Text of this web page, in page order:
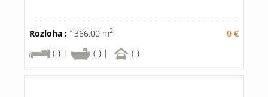
Rozloha : 1366.00 m2
0 €
(-) |
(-) | (-)